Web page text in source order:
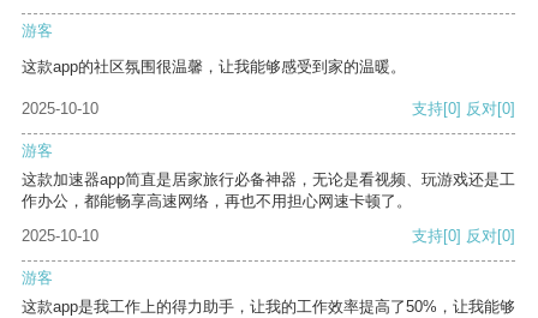
游客
这款app的社区氛围很温馨，让我能够感受到家的温暖。
2025-10-10 支持[0] 反对[0]
游客
这款加速器app简直是居家旅行必备神器，无论是看视频、玩游戏还是工
作办公，都能畅享高速网络，再也不用担心网速卡顿了。
2025-10-10
支持[0] 反对[0]
游客
这款app是我工作上的得力助手，让我的工作效率提高了50%，让我能够